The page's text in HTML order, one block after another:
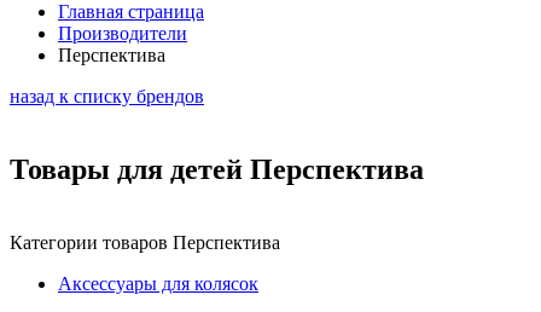
Главная страница
Производители
Перспектива
назад к списку брендов
Товары для детей Перспектива
Категории товаров Перспектива
Аксессуары для колясок